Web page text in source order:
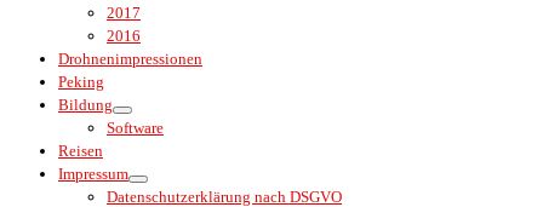
2017
2016
Drohnenimpressionen
Peking
Bildung
Software
Reisen
Impressum
Datenschutzerklärung nach DSGVO